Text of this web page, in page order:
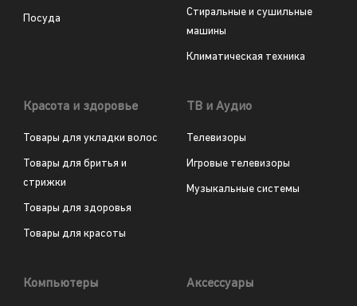
Посуда
Стиральные и сушильные
машины
Климатическая техника
Красота и здоровье
Товары для укладки волос
Товары для бритья и
стрижки
Товары для здоровья
Товары для красоты
ТВ и Аудио
Телевизоры
Игровые телевизоры
Музыкальные системы
Компьютеры Аксессуары